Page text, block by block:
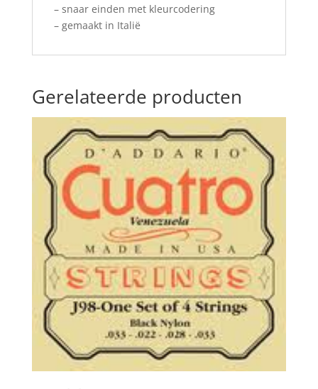
– snaar einden met kleurcodering
– gemaakt in Italië
Gerelateerde producten